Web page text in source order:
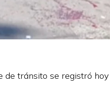
de tránsito se registró